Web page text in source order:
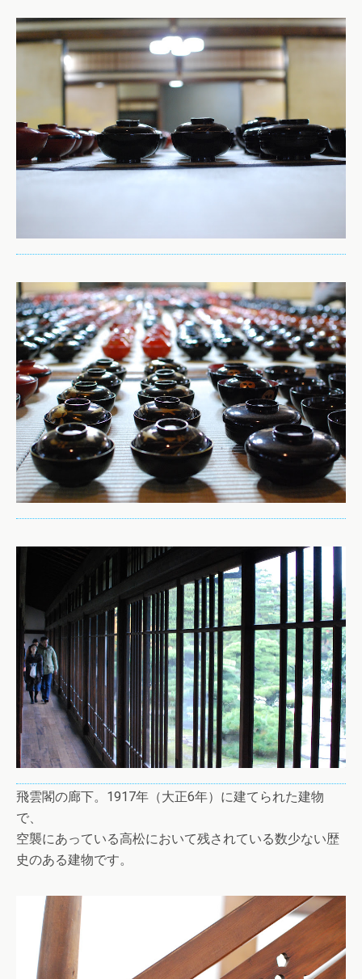
飛雲閣の廊下。1917年（大正6年）に建てられた建物
で、
空襲にあっている高松において残されている数少ない歴
史のある建物です。